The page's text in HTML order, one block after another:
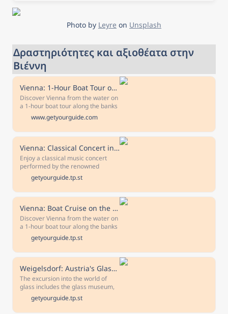
τη διαμονή σας.
Photo by Leyre on Unsplash
Δραστηριότητες και αξιοθέατα στην
Βιέννη
Vienna: 1-Hour Boat Tour on the Danube Canal
Discover Vienna from the water on
a 1-hour boat tour along the banks
of the Danube Canal. Enjoy the
view of the highlights of the city
from the beautiful old buildings to
the new, trendy districts.
www.getyourguide.com
Vienna: Classical Concert in St. Anne's Church
Enjoy a classical music concert
performed by the renowned
Viennese String Ensemble. Marvel
at the acoustics in a church that's
considered an architectural
masterpiece.
getyourguide.tp.st
Vienna: Boat Cruise on the Danube Canal with Optional Lunch
Discover Vienna from the water on
a 1-hour boat tour along the banks
of the Danube Canal. Enjoy the
view of the highlights of the city
from the beautiful old buildings to
the new, trendy districts.
getyourguide.tp.st
Weigelsdorf: Austria's Glass-Experience - Glassworld
The excursion into the world of
glass includes the glass museum,
the manufactory's enchanting
store, Austria's largest glass
galleries and an indoor and
getyourguide.tp.st